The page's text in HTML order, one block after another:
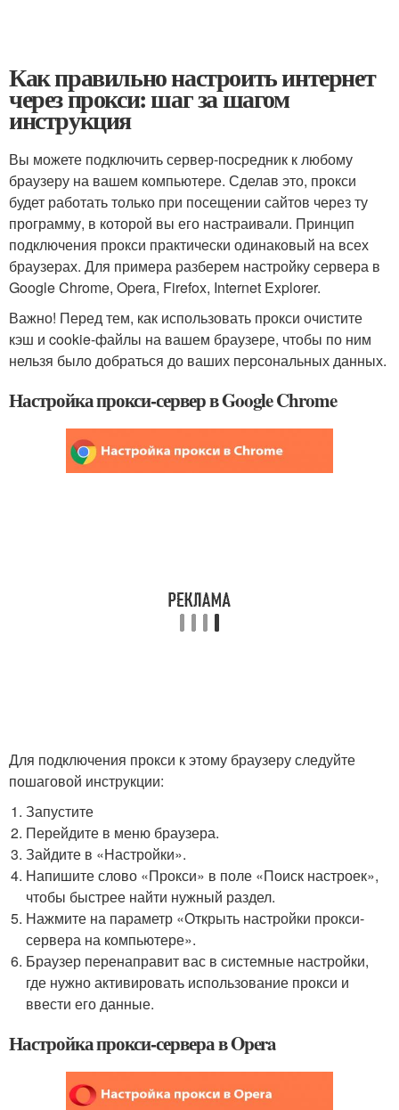
Как правильно настроить интернет
через прокси: шаг за шагом
инструкция
Вы можете подключить сервер-посредник к любому
браузеру на вашем компьютере. Сделав это, прокси
будет работать только при посещении сайтов через ту
программу, в которой вы его настраивали. Принцип
подключения прокси практически одинаковый на всех
браузерах. Для примера разберем настройку сервера в
Google Chrome, Opera, Firefox, Internet Explorer.
Важно! Перед тем, как использовать прокси очистите
кэш и cookie-файлы на вашем браузере, чтобы по ним
нельзя было добраться до ваших персональных данных.
Настройка прокси-сервер в Google Chrome
Для подключения прокси к этому браузеру следуйте
пошаговой инструкции:
Запустите
Перейдите в меню браузера.
Зайдите в «Настройки».
Напишите слово «Прокси» в поле «Поиск настроек»,
чтобы быстрее найти нужный раздел.
Нажмите на параметр «Открыть настройки прокси-
сервера на компьютере».
Браузер перенаправит вас в системные настройки,
где нужно активировать использование прокси и
ввести его данные.
Настройка прокси-сервера в Opera